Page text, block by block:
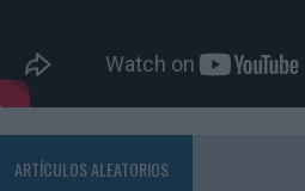
ARTÍCULOS ALEATORIOS